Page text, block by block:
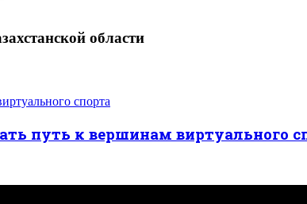
области
путь к вершинам виртуального